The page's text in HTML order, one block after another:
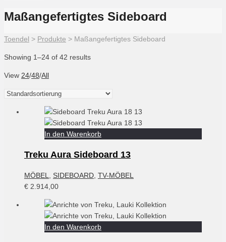
Maßangefertigtes Sideboard
Toendel > Produkte > Maßangefertigtes Sideboard
Showing 1–24 of 42 results
View 24/48/All
In den Warenkorb
Treku Aura Sideboard 13
MÖBEL SIDEBOARD TV-MÖBEL
€ 2.914,00
In den Warenkorb